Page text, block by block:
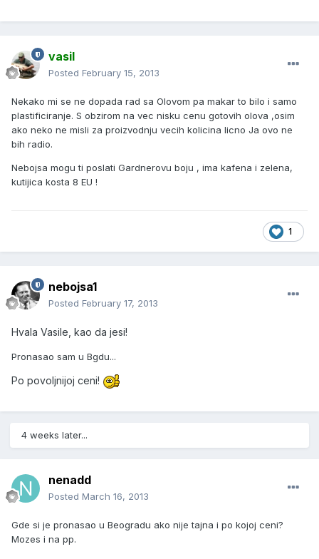
vasil
Posted February 15, 2013
Nekako mi se ne dopada rad sa Olovom pa makar to bilo i samo
plastificiranje. S obzirom na vec nisku cenu gotovih olova ,osim
ako neko ne misli za proizvodnju vecih kolicina licno Ja ovo ne
bih radio.
Nebojsa mogu ti poslati Gardnerovu boju , ima kafena i zelena,
kutijica kosta 8 EU !
1
nebojsa1
Posted February 17, 2013
Hvala Vasile, kao da jesi!
Pronasao sam u Bgdu...
Po povoljnijoj ceni!
4 weeks later...
nenadd
Posted March 16, 2013
Gde si je pronasao u Beogradu ako nije tajna i po kojoj ceni?
Mozes i na pp.